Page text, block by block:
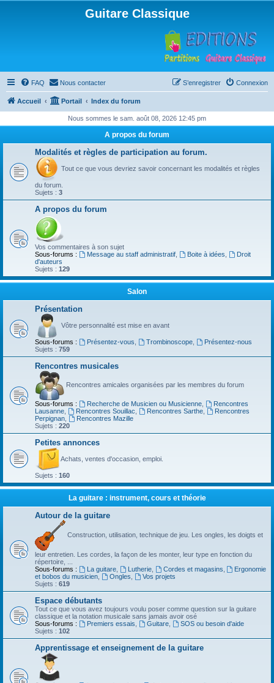
Guitare Classique
FAQ Nous contacter Connexion
S’enregistrer
Accueil Portail Index du forum
Nous sommes le sam. août 08, 2026 12:45 pm
A propos du forum
Modalités et règles de participation au forum.
Tout ce que vous devriez savoir concernant les modalités et règles
du forum.
Sujets : 3
A propos du forum
Vos commentaires à son sujet
Sous-forums :
Message au staff administratif, Boite à idées
Droit
d'auteurs
Sujets : 129
Salon
Présentation
Vôtre personnalité est mise en avant
Sous-forums : Présentez-vous Trombinoscope,
Présentez-nous
Sujets : 759
Rencontres musicales
Rencontres amicales organisées par les membres du forum
Sous-forums : Recherche de Musicien ou Musicienne,
Rencontres
Lausanne
Rencontres Souillac Rencontres Sarthe,
Rencontres
Perpignan
Rencontres Mazille
Sujets : 220
Petites annonces
Achats, ventes d'occasion, emploi.
Sujets : 160
La guitare : instrument, cours et théorie
Autour de la guitare
Construction, utilisation, technique de jeu. Les ongles, les doigts et
leur entretien. Les cordes, la façon de les monter, leur type en fonction du
répertoire, ...
Sous-forums :
La guitare, Lutherie, Cordes et magasins
Ergonomie
et bobos du musicien
Ongles
Vos projets
Sujets : 619
Espace débutants
Tout ce que vous avez toujours voulu poser comme question sur la guitare
classique et la notation musicale sans jamais avoir osé
Sous-forums :
Premiers essais Guitare,
SOS ou besoin d'aide
Sujets : 102
Apprentissage et enseignement de la guitare